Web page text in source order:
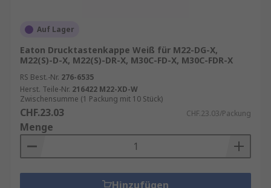
Individualisierungsoptionen und
Beschriftung
Drucktaster-Kappen können häufig individuell
gestaltet und beschriftet werden, was in vielen
Anwendungen die Benutzerfreundlichkeit
erhöht. Die Bedruckung der Kappen kann z. B. mit
Symbolen oder Zahlen erfolgen, um den
Bedienern klare Hinweise zu geben. In
Bereichen, in denen komplexe Maschinen
bedient werden, ist eine eindeutige
Auf Lager
Eaton Drucktastenkappe Weiß für M22-DG-X,
M22(S)-D-X, M22(S)-DR-X, M30C-FD-X, M30C-FDR-X
RS Best.-Nr. 276-6535
Herst. Teile-Nr. 216422 M22-XD-W
Zwischensumme (1 Packung mit 10 Stück)
CHF.23.03 CHF.23.03/Packung
Menge
Hinzufügen